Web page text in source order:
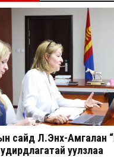
сайд Л.Энх-Амгалан
уулзлаа